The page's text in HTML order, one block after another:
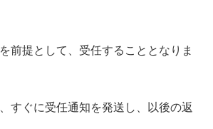
を前提として、受任することとなりま
すぐに受任通知を発送し、以後の返